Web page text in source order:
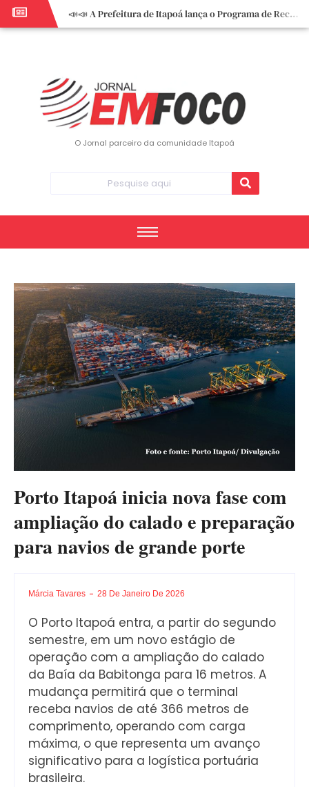
📣📣 A Prefeitura de Itapoá lança o Programa de Recuperação Fiscal (REFIS).
📢 Empreendedor do turismo, esta oportunidade é para você! Itapoá – SC.
O Jornal parceiro da comunidade Itapoá
Porto Itapoá inicia nova fase com
ampliação do calado e preparação
para navios de grande porte
Márcia Tavares 28 De Janeiro De 2026
O Porto Itapoá entra, a partir do segundo
semestre, em um novo estágio de
operação com a ampliação do calado
da Baía da Babitonga para 16 metros. A
mudança permitirá que o terminal
receba navios de até 366 metros de
comprimento, operando com carga
máxima, o que representa um avanço
significativo para a logística portuária
brasileira.